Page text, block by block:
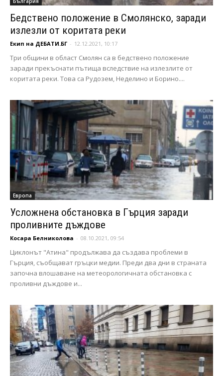
Бедствено положение в Смолянско, заради
излезли от коритата реки
Екип на ДЕБАТИ.БГ - 12.12.2021, 10:17
Три общини в област Смолян са в бедствено положение
заради прекъснати пътища вследствие на излезлите от
коритата реки. Това са Рудозем, Неделино и Борино....
Европа
Усложнена обстановка в Гърция заради
проливните дъждове
Косара Белниколова - 08.10.2021, 09:54
Циклонът "Атина" продължава да създава проблеми в
Гърция, съобщават гръцки медии. Преди два дни в страната
започна влошаване на метеорологичната обстановка с
проливни дъждове и...